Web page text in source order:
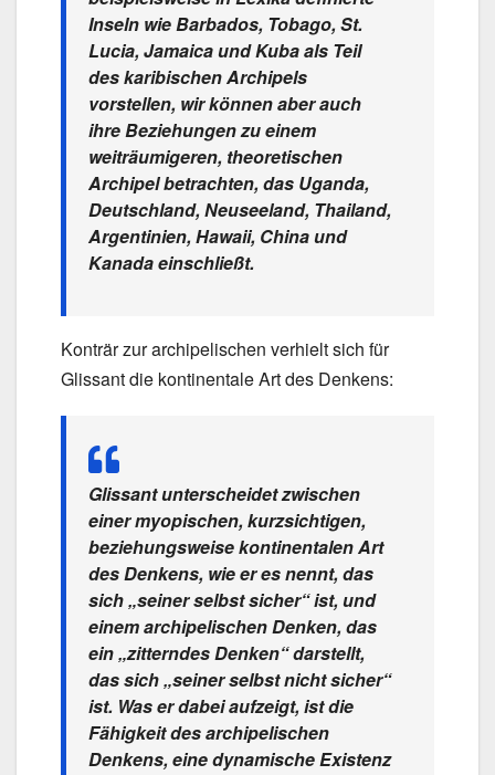
Inseln wie Barbados, Tobago, St.
Lucia, Jamaica und Kuba als Teil
des karibischen Archipels
vorstellen, wir können aber auch
ihre Beziehungen zu einem
weiträumigeren, theoretischen
Archipel betrachten, das Uganda,
Deutschland, Neuseeland, Thailand,
Argentinien, Hawaii, China und
Kanada einschließt.
Konträr zur archipelischen verhielt sich für
Glissant die kontinentale Art des Denkens:
Glissant unterscheidet zwischen
einer myopischen, kurzsichtigen,
beziehungsweise kontinentalen Art
des Denkens, wie er es nennt, das
sich „seiner selbst sicher“ ist, und
einem archipelischen Denken, das
ein „zitterndes Denken“ darstellt,
das sich „seiner selbst nicht sicher“
ist. Was er dabei aufzeigt, ist die
Fähigkeit des archipelischen
Denkens, eine dynamische Existenz